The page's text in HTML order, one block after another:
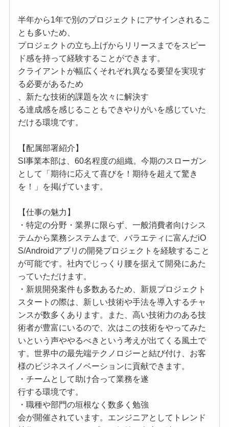
半年から1年で別のプロジェクトにアサインされるこ
とも多いため、
プロジェクトの立ち上げからリリースまでをスピー
ド感を持って経験することができます。
クライアントが幅広くそれぞれ異なる要望を実現す
る必要があるため
、新たな技術的課題を次々に解決す
る達成感を感じることもできやりがいを感じていた
だける環境です。
【配属部署紹介】
SI事業本部は、60名程度の組織。今期のスローガン
として「期待に応えて喜びを！期待を超えて驚き
を！」を掲げています。
【仕事の魅力】
・特定の分野・業界に限らず、一般消費者向けシス
テムから業務システムまで、バラエティに富んだiO
S/Androidアプリの開発プロジェクトを経験すること
が可能です。社内でじっくり腰を据えて開発にあた
っていただけます。
・新規開発案件も多数あるため、新規プロジェクト
スタートの際は、新しい技術や手法を導入するチャ
ンスが数多くあります。また、高い技術力のある技
術者が豊富にいるので、次はこの技術をやってみた
いという声ややるべきという考えが出てくる風土で
す。世界中の最先端テクノロジーと結び付け、お客
様のビジネスイノベーションに貢献できます。
・チームとして助け合って業務を遂
行する環境です。
・職種や部門の垣根なく数多く勉強
会が開催されています。エンジニアとしてトレンド